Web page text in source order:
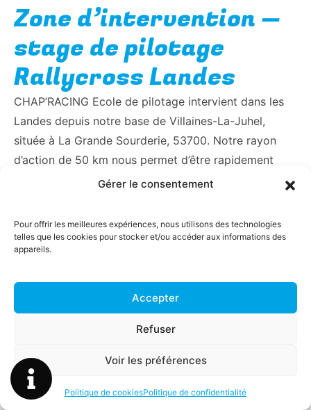
Gérer le consentement
Pour offrir les meilleures expériences, nous utilisons des technologies
telles que les cookies pour stocker et/ou accéder aux informations des
appareils.
Accepter
Refuser
Voir les préférences
Politique de cookiesPolitique de confidentialité
Zone d’intervention —
stage de pilotage
Rallycross Landes
CHAP’RACING Ecole de pilotage intervient dans les
Landes depuis notre base de Villaines-La-Juhel,
située à La Grande Sourderie, 53700. Notre rayon
d’action de 50 km nous permet d’être rapidement
disponibles pour organiser votre stage de pilotage
et sélectionnons les meilleurs circuits pour vous offrir
une expérience inoubliable en toute sécurité.